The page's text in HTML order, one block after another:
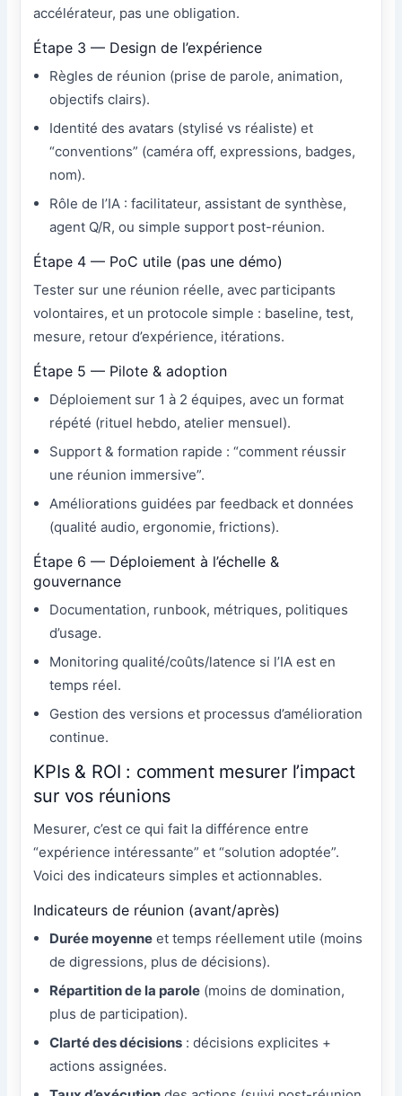
accélérateur, pas une obligation.
Étape 3 — Design de l’expérience
Règles de réunion (prise de parole, animation,
objectifs clairs).
Identité des avatars (stylisé vs réaliste) et
“conventions” (caméra off, expressions, badges,
nom).
Rôle de l’IA : facilitateur, assistant de synthèse,
agent Q/R, ou simple support post-réunion.
Étape 4 — PoC utile (pas une démo)
Tester sur une réunion réelle, avec participants
volontaires, et un protocole simple : baseline, test,
mesure, retour d’expérience, itérations.
Étape 5 — Pilote & adoption
Déploiement sur 1 à 2 équipes, avec un format
répété (rituel hebdo, atelier mensuel).
Support & formation rapide : “comment réussir
une réunion immersive”.
Améliorations guidées par feedback et données
(qualité audio, ergonomie, frictions).
Étape 6 — Déploiement à l’échelle &
gouvernance
Documentation, runbook, métriques, politiques
d’usage.
Monitoring qualité/coûts/latence si l’IA est en
temps réel.
Gestion des versions et processus d’amélioration
continue.
KPIs & ROI : comment mesurer l’impact
sur vos réunions
Mesurer, c’est ce qui fait la différence entre
“expérience intéressante” et “solution adoptée”.
Voici des indicateurs simples et actionnables.
Indicateurs de réunion (avant/après)
Durée moyenne et temps réellement utile (moins
de digressions, plus de décisions).
Répartition de la parole (moins de domination,
plus de participation).
Clarté des décisions : décisions explicites +
actions assignées.